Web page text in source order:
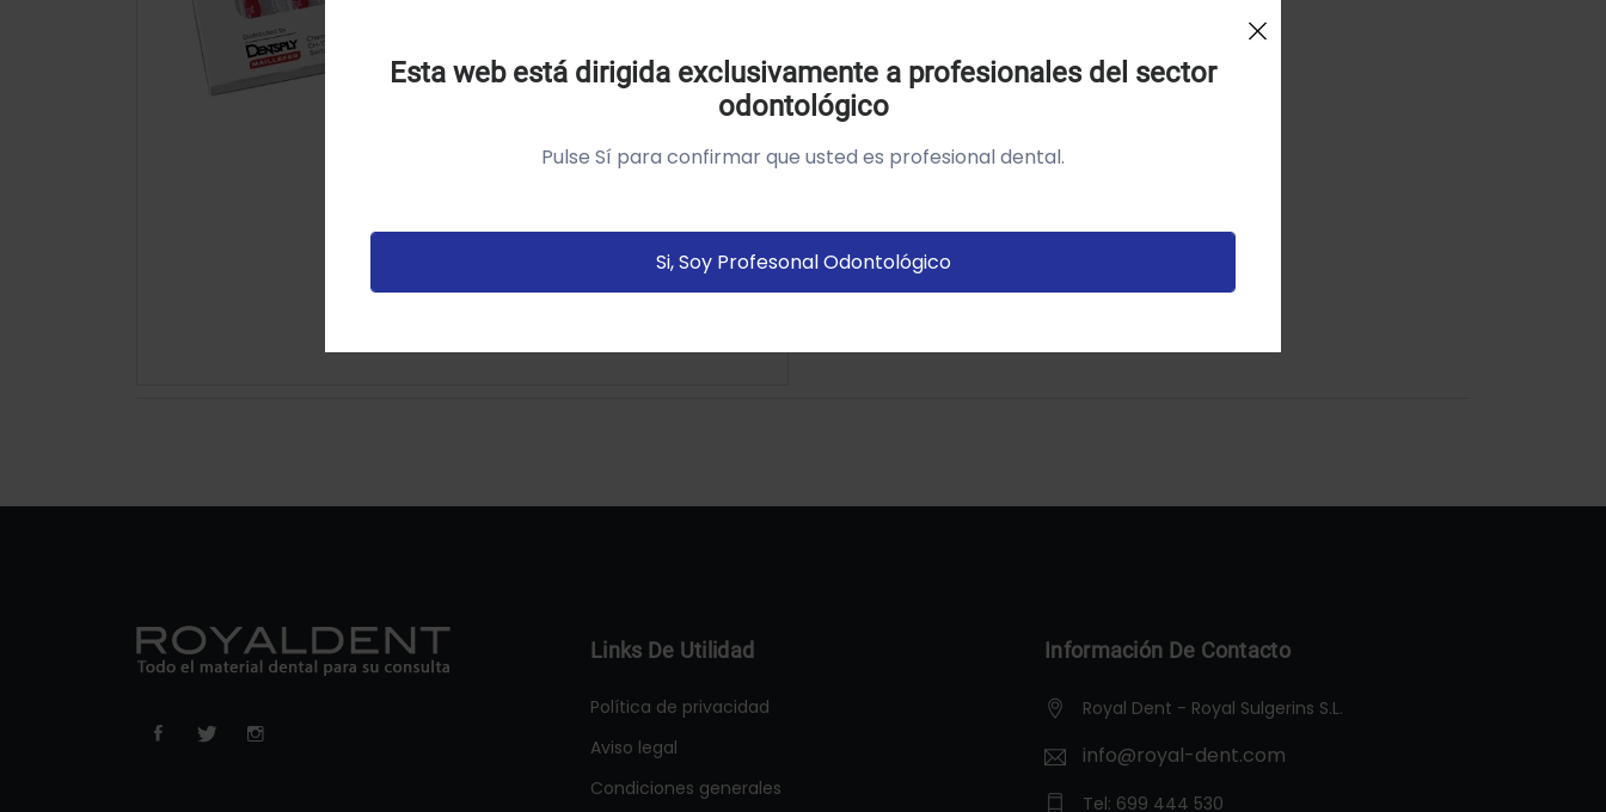
Links De Utilidad
Política de privacidad
Aviso legal
Condiciones generales
Información De Contacto
Royal Dent - Royal Sulgerins S.L.
info@royal-dent.com
Tel: 699 444 530
Utilizamos cookies própias y de terceros para analizar el
tus preferencias sobre la base de un perfil elaborado a
vistitadas).Política de cookies
Esta web está dirigida exclusivamente a profesionales del sector
odontológico
Pulse Sí para confirmar que usted es profesional dental.
Si, Soy Profesonal Odontológico